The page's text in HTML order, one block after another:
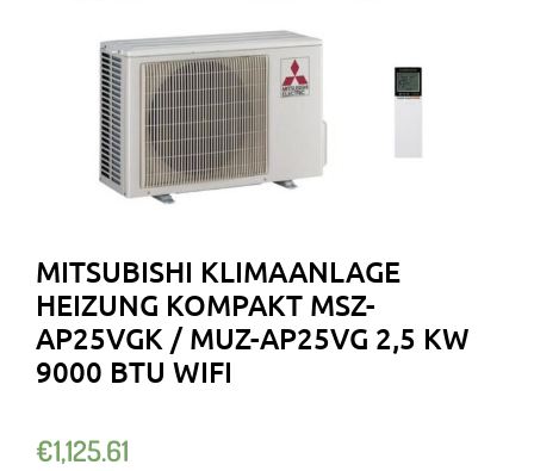
MITSUBISHI KLIMAANLAGE
HEIZUNG KOMPAKT MSZ-
AP25VGK / MUZ-AP25VG 2,5 KW
9000 BTU WIFI
€1,125.61